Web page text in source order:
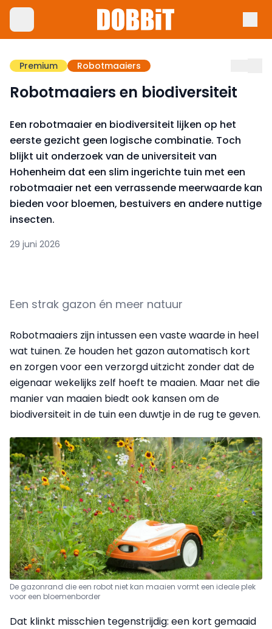
Premium Robotmaaiers
Robotmaaiers en biodiversiteit
Een robotmaaier en biodiversiteit lijken op het
eerste gezicht geen logische combinatie. Toch
blijkt uit onderzoek van de universiteit van
Hohenheim dat een slim ingerichte tuin met een
robotmaaier net een verrassende meerwaarde kan
bieden voor bloemen, bestuivers en andere nuttige
insecten.
29 juni 2026
Een strak gazon én meer natuur
Robotmaaiers zijn intussen een vaste waarde in heel
wat tuinen. Ze houden het gazon automatisch kort
en zorgen voor een verzorgd uitzicht zonder dat de
eigenaar wekelijks zelf hoeft te maaien. Maar net die
manier van maaien biedt ook kansen om de
biodiversiteit in de tuin een duwtje in de rug te geven.
De gazonrand die een robot niet kan maaien vormt een ideale plek
voor een bloemenborder
Dat klinkt misschien tegenstrijdig: een kort gemaaid